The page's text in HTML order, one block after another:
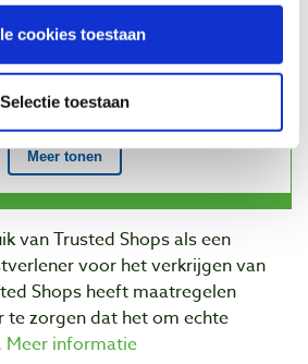
cookies toestaan
Selectie toestaan
van Trusted Shops als een
voor het verkrijgen van
Shops heeft maatregelen
zorgen dat het om echte
Meer informatie